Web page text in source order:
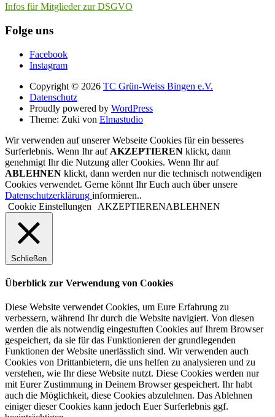
Infos für Mitglieder zur DSGVO
Folge uns
Facebook
Instagram
Copyright © 2026 TC Grün-Weiss Bingen e.V.
Datenschutz
Proudly powered by WordPress
Theme: Zuki von Elmastudio
Wir verwenden auf unserer Webseite Cookies für ein besseres
Surferlebnis. Wenn Ihr auf AKZEPTIEREN klickt, dann
genehmigt Ihr die Nutzung aller Cookies. Wenn Ihr auf
ABLEHNEN klickt, dann werden nur die technisch notwendigen
Cookies verwendet. Gerne könnt Ihr Euch auch über unsere
Datenschutzerklärung informieren..
Cookie Einstellungen
AKZEPTIERENABLEHNEN
Schließen
Überblick zur Verwendung von Cookies
Diese Website verwendet Cookies, um Eure Erfahrung zu
verbessern, während Ihr durch die Website navigiert. Von diesen
werden die als notwendig eingestuften Cookies auf Ihrem Browser
gespeichert, da sie für das Funktionieren der grundlegenden
Funktionen der Website unerlässlich sind. Wir verwenden auch
Cookies von Drittanbietern, die uns helfen zu analysieren und zu
verstehen, wie Ihr diese Website nutzt. Diese Cookies werden nur
mit Eurer Zustimmung in Deinem Browser gespeichert. Ihr habt
auch die Möglichkeit, diese Cookies abzulehnen. Das Ablehnen
einiger dieser Cookies kann jedoch Euer Surferlebnis ggf.